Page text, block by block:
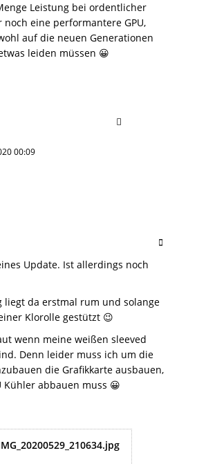
Leistung bei ordentlicher
noch eine performantere GPU,
auf die neuen Generationen
leiden müssen 😀
00:09
Update. Ist allerdings noch
liegt da erstmal rum und solange
Klorolle gestützt 😉
wenn meine weißen sleeved
Denn leider muss ich um die
die Grafikkarte ausbauen,
Kühler abbauen muss 😀